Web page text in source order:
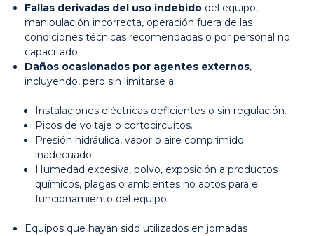
Fallas derivadas del uso indebido del equipo,
manipulación incorrecta, operación fuera de las
condiciones técnicas recomendadas o por personal no
capacitado.
Daños ocasionados por agentes externos,
incluyendo, pero sin limitarse a:
Instalaciones eléctricas deficientes o sin regulación.
Picos de voltaje o cortocircuitos.
Presión hidráulica, vapor o aire comprimido
inadecuado.
Humedad excesiva, polvo, exposición a productos
químicos, plagas o ambientes no aptos para el
funcionamiento del equipo.
Equipos que hayan sido utilizados en jornadas